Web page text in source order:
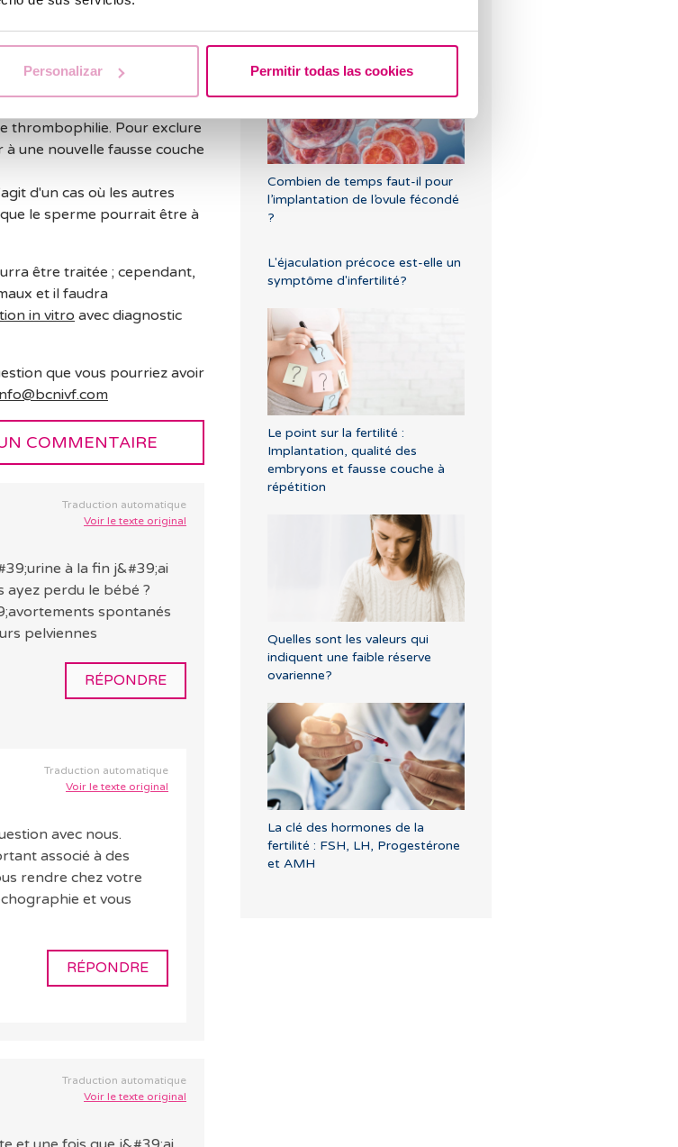
Personalizar Permitir todas las cookies
jacentes et à l'âge de la
thrombophilie. Pour exclure
une nouvelle fausse couche
d'un cas où les autres
le sperme pourrait être à
être traitée ; cependant,
et il faudra
in vitro
que vous pourriez avoir
COMMENTAIRE
Traduction automatique
Voir le texte original
à la fin j&#39;ai
ayez perdu le bébé ?
spontanés
pelviennes
RÉPONDRE
Traduction automatique
Voir le texte original
avec nous.
associé à des
rendre chez votre
et vous
RÉPONDRE
Traduction automatique
Voir le texte original
Trompes bouchées: solution?
Combien de temps faut-il pour
l’implantation de l’ovule fécondé
?
L'éjaculation précoce est-elle un
symptôme d'infertilité?
Le point sur la fertilité :
Implantation, qualité des
embryons et fausse couche à
répétition
Quelles sont les valeurs qui
indiquent une faible réserve
ovarienne?
La clé des hormones de la
fertilité : FSH, LH, Progestérone
et AMH